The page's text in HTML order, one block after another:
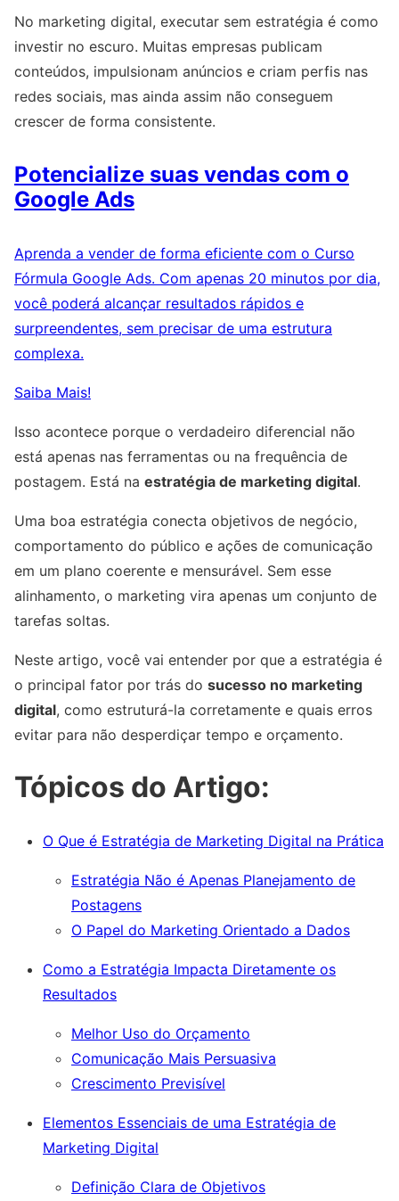
No marketing digital, executar sem estratégia é como
investir no escuro. Muitas empresas publicam
conteúdos, impulsionam anúncios e criam perfis nas
redes sociais, mas ainda assim não conseguem
crescer de forma consistente.
Potencialize suas vendas com o
Google Ads
Aprenda a vender de forma eficiente com o Curso
Fórmula Google Ads. Com apenas 20 minutos por dia,
você poderá alcançar resultados rápidos e
surpreendentes, sem precisar de uma estrutura
complexa.
Saiba Mais!
Isso acontece porque o verdadeiro diferencial não
está apenas nas ferramentas ou na frequência de
postagem. Está na estratégia de marketing digital.
Uma boa estratégia conecta objetivos de negócio,
comportamento do público e ações de comunicação
em um plano coerente e mensurável. Sem esse
alinhamento, o marketing vira apenas um conjunto de
tarefas soltas.
Neste artigo, você vai entender por que a estratégia é
o principal fator por trás do sucesso no marketing
digital, como estruturá-la corretamente e quais erros
evitar para não desperdiçar tempo e orçamento.
Tópicos do Artigo:
O Que é Estratégia de Marketing Digital na Prática
Estratégia Não é Apenas Planejamento de
Postagens
O Papel do Marketing Orientado a Dados
Como a Estratégia Impacta Diretamente os
Resultados
Melhor Uso do Orçamento
Comunicação Mais Persuasiva
Crescimento Previsível
Elementos Essenciais de uma Estratégia de
Marketing Digital
Definição Clara de Objetivos